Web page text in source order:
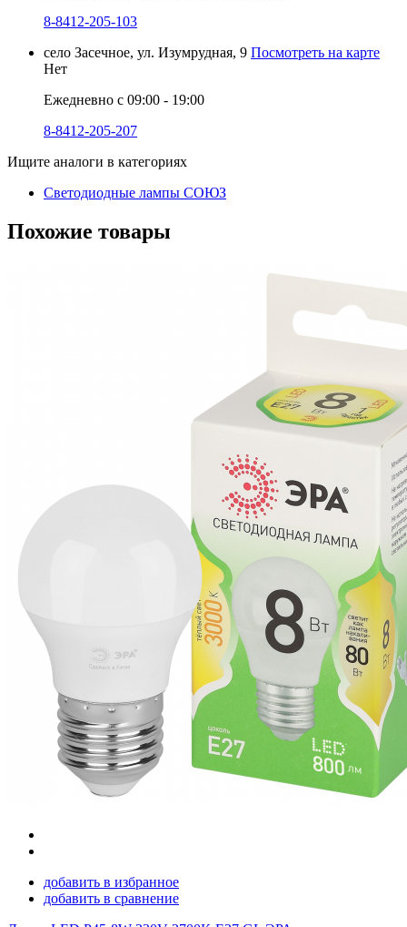
8-8412-205-103
село Засечное, ул. Изумрудная, 9 Посмотреть на карте
Нет
Ежедневно с 09:00 - 19:00
8-8412-205-207
Ищите аналоги в категориях
Светодиодные лампы СОЮЗ
Похожие товары
добавить в избранное
добавить в сравнение